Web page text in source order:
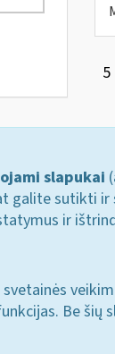
slapukai
galite sutikti
ir
Be šių